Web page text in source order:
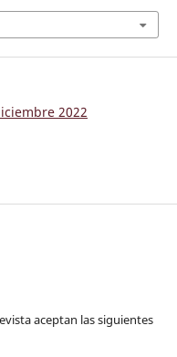
2022
aceptan las siguientes